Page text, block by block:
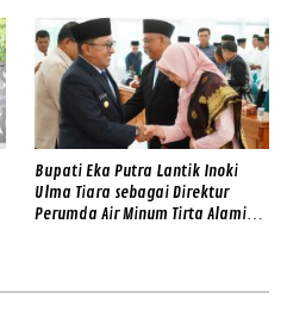
Bupati Eka Putra Lantik Inoki
Ulma Tiara sebagai Direktur
Perumda Air Minum Tirta Alami